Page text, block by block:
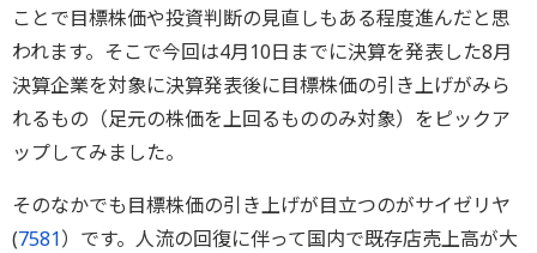
ことで目標株価や投資判断の見直しもある程度進んだと思
われます。そこで今回は4月10日までに決算を発表した8月
決算企業を対象に決算発表後に目標株価の引き上げがみら
れるもの（足元の株価を上回るもののみ対象）をピックア
ップしてみました。
そのなかでも目標株価の引き上げが目立つのがサイゼリヤ
(7581）です。人流の回復に伴って国内で既存店売上高が大